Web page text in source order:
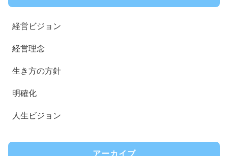
経営ビジョン
経営理念
生き方の方針
明確化
人生ビジョン
アーカイブ